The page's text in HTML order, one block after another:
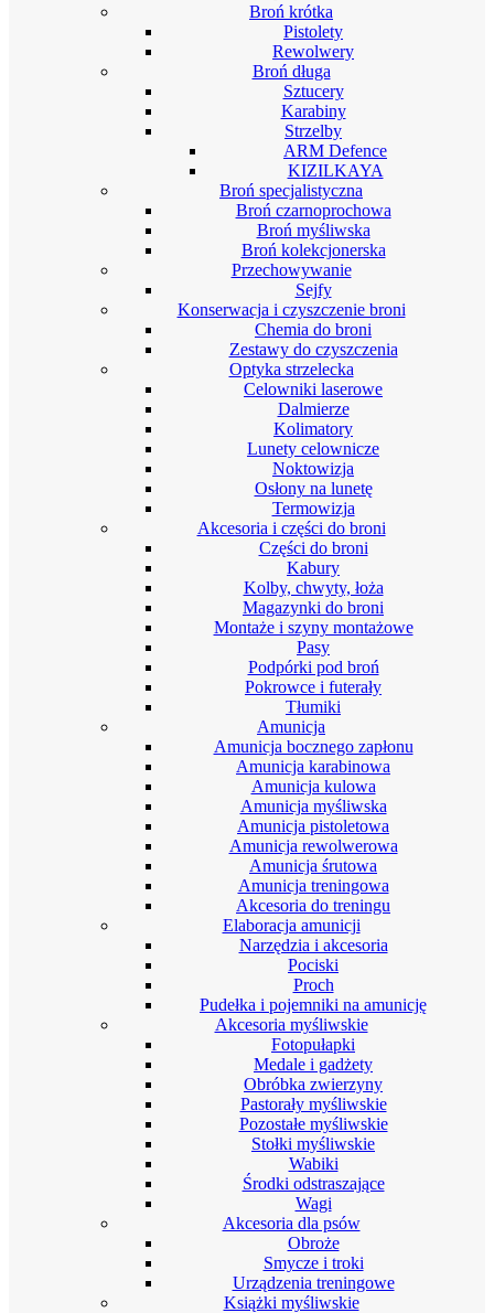
Broń krótka
Pistolety
Rewolwery
Broń długa
Sztucery
Karabiny
Strzelby
ARM Defence
KIZILKAYA
Broń specjalistyczna
Broń czarnoprochowa
Broń myśliwska
Broń kolekcjonerska
Przechowywanie
Sejfy
Konserwacja i czyszczenie broni
Chemia do broni
Zestawy do czyszczenia
Optyka strzelecka
Celowniki laserowe
Dalmierze
Kolimatory
Lunety celownicze
Noktowizja
Osłony na lunetę
Termowizja
Akcesoria i części do broni
Części do broni
Kabury
Kolby, chwyty, łoża
Magazynki do broni
Montaże i szyny montażowe
Pasy
Podpórki pod broń
Pokrowce i futerały
Tłumiki
Amunicja
Amunicja bocznego zapłonu
Amunicja karabinowa
Amunicja kulowa
Amunicja myśliwska
Amunicja pistoletowa
Amunicja rewolwerowa
Amunicja śrutowa
Amunicja treningowa
Akcesoria do treningu
Elaboracja amunicji
Narzędzia i akcesoria
Pociski
Proch
Pudełka i pojemniki na amunicję
Akcesoria myśliwskie
Fotopułapki
Medale i gadżety
Obróbka zwierzyny
Pastorały myśliwskie
Pozostałe myśliwskie
Stołki myśliwskie
Wabiki
Środki odstraszające
Wagi
Akcesoria dla psów
Obroże
Smycze i troki
Urządzenia treningowe
Książki myśliwskie